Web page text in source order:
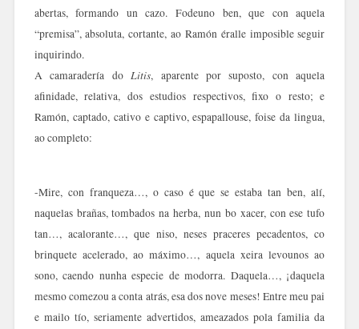
abertas, formando un cazo. Fodeuno ben, que con aquela
“premisa”, absoluta, cortante, ao Ramón éralle imposible seguir
inquirindo.
A camaradería doLitis, aparente por suposto, con aquela
afinidade, relativa, dos estudios respectivos, fixo o resto; e
Ramón, captado, cativo e captivo, espapallouse, foise da lingua,
ao completo:
-Mire, con franqueza…, o caso é que se estaba tan ben, alí,
naquelas brañas, tombados na herba, nun bo xacer, con ese tufo
tan…, acalorante…, que niso, neses praceres pecadentos, co
brinquete acelerado, ao máximo…, aquela xeira levounos ao
sono, caendo nunha especie de modorra. Daquela…, ¡daquela
mesmo comezou a conta atrás, esa dos nove meses! Entre meu pai
e mailo tío, seriamente advertidos, ameazados pola familia da